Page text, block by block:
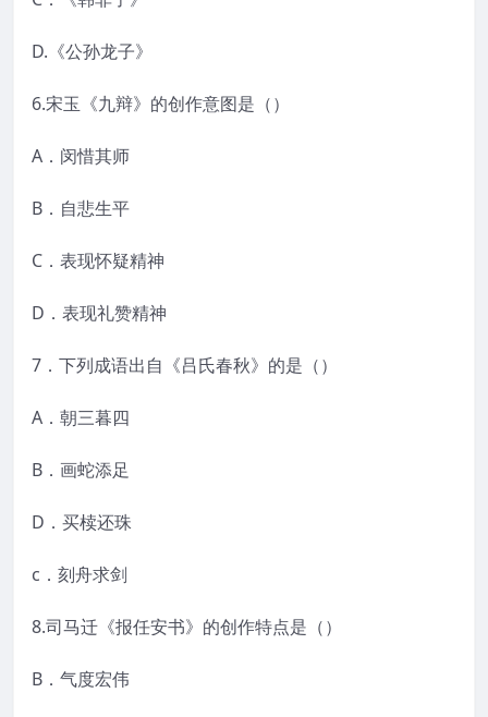
D.《公孙龙子》
6.宋玉《九辩》的创作意图是（）
A．闵惜其师
B．自悲生平
C．表现怀疑精神
D．表现礼赞精神
7．下列成语出自《吕氏春秋》的是（）
A．朝三暮四
B．画蛇添足
D．买椟还珠
c．刻舟求剑
8.司马迁《报任安书》的创作特点是（）
B．气度宏伟